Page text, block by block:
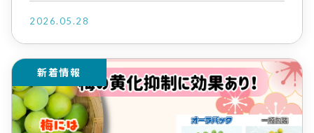
2026.05.28
新着情報